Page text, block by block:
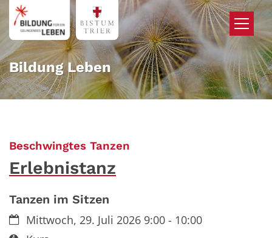
Zum Inhalt springen
Bildung Leben
Beschwingtes Tanzen
Erlebnistanz
Tanzen im Sitzen
Datum:Mittwoch, 29. Juli 2026 9:00 - 10:00